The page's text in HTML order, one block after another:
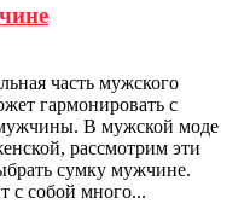
часть мужского
гармонировать с
В мужской моде
рассмотрим эти
сумку мужчине.
с собой много...